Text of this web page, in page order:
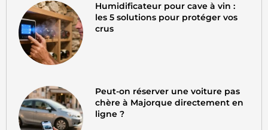
Humidificateur pour cave à vin :
les 5 solutions pour protéger vos
crus
Peut-on réserver une voiture pas
chère à Majorque directement en
ligne ?